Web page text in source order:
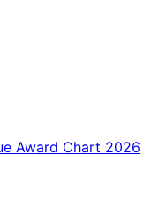
Award Chart 2026